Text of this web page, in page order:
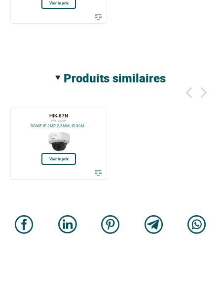
Voir le prix
produits similaires
HIK-87N
HWI-D121H
DÔME IP 2MP, 2,8MM, IR 30M...
Voir le prix